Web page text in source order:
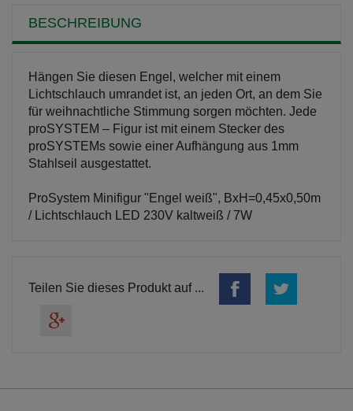
BESCHREIBUNG
Hängen Sie diesen Engel, welcher mit einem
Lichtschlauch umrandet ist, an jeden Ort, an dem Sie
für weihnachtliche Stimmung sorgen möchten. Jede
proSYSTEM – Figur ist mit einem Stecker des
proSYSTEMs sowie einer Aufhängung aus 1mm
Stahlseil ausgestattet.
ProSystem Minifigur "Engel weiß", BxH=0,45x0,50m
/ Lichtschlauch LED 230V kaltweiß / 7W
Teilen Sie dieses Produkt auf ...